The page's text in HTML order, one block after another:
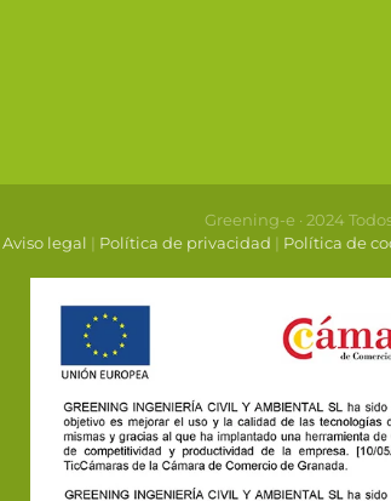
Greening-e · 2024
Aviso legal | Política de privacidad | Política de